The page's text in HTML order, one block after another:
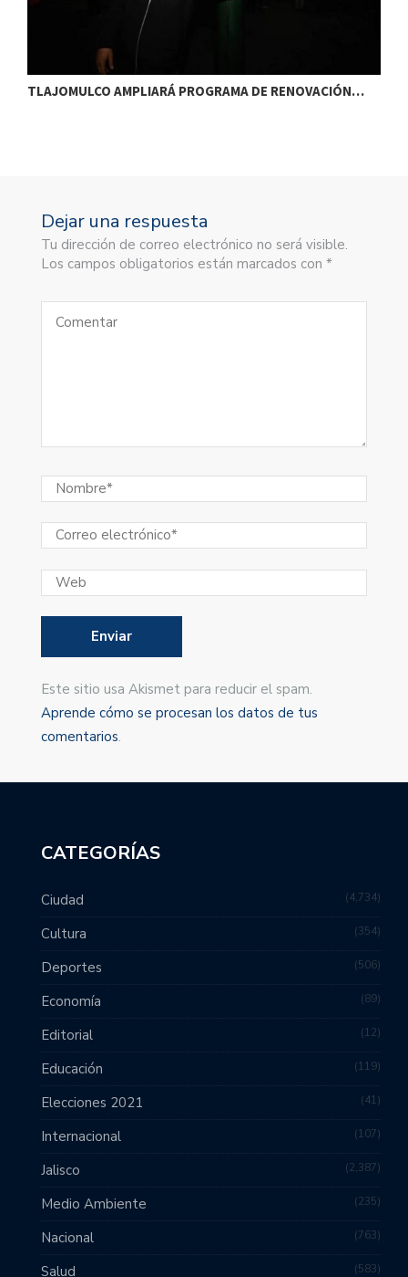
TLAJOMULCO AMPLIARÁ PROGRAMA DE RENOVACIÓN…
Dejar una respuesta
Tu dirección de correo electrónico no será visible.
Los campos obligatorios están marcados con *
Este sitio usa Akismet para reducir el spam.
Aprende cómo se procesan los datos de tus
comentarios.
CATEGORÍAS
Ciudad 4,734
Cultura 354
Deportes 506
Economía 89
Editorial 12
Educación 119
Elecciones 2021 41
Internacional 107
Jalisco 2,387
Medio Ambiente 235
Nacional 763
Salud 583